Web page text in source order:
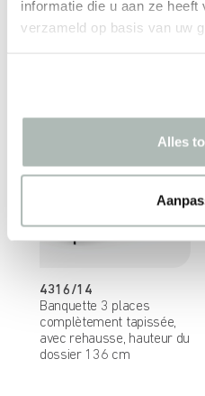
informatie die u aan ze
verzameld op basis van uw
Alles
Banquette 3 places
complètement tapissée
avec angle arrondi à
4316/14
Banquette 3 places
complètement tapissée,
avec rehausse, hauteur du
dossier 136 cm